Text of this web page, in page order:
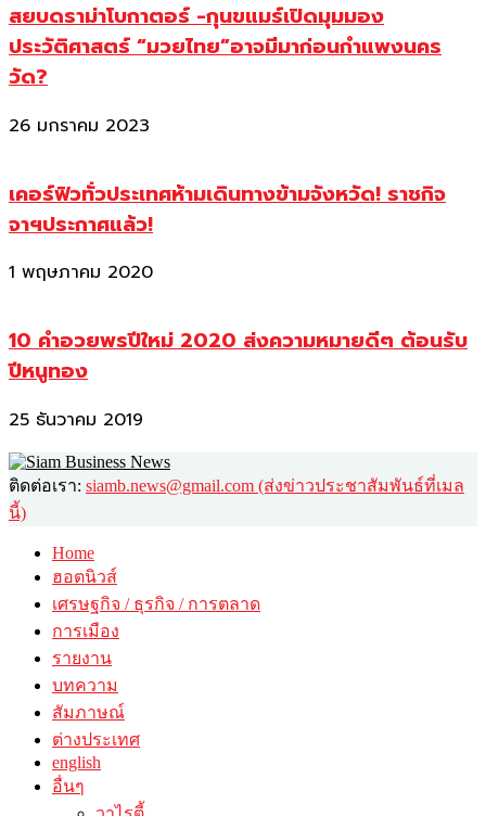
สยบดราม่าโบกาตอร์ -กุนขแมร์เปิดมุมมอง
ประวัติศาสตร์ “มวยไทย”อาจมีมาก่อนกำแพงนคร
วัด?
26 มกราคม 2023
เคอร์ฟิวทั่วประเทศห้ามเดินทางข้ามจังหวัด! ราชกิจ
จาฯประกาศแล้ว!
1 พฤษภาคม 2020
10 คำอวยพรปีใหม่ 2020 ส่งความหมายดีๆ ต้อนรับ
ปีหนูทอง
25 ธันวาคม 2019
ติดต่อเรา: siamb.news@gmail.com (ส่งข่าวประชาสัมพันธ์ที่เมล
นี้)
Home
ฮอตนิวส์
เศรษฐกิจ / ธุรกิจ / การตลาด
การเมือง
รายงาน
บทความ
สัมภาษณ์
ต่างประเทศ
english
อื่นๆ